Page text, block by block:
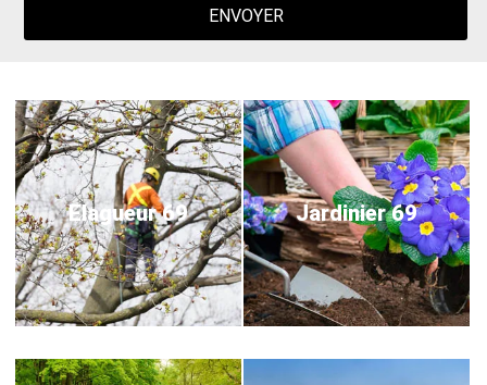
Elagueur 69 Jardinier 69